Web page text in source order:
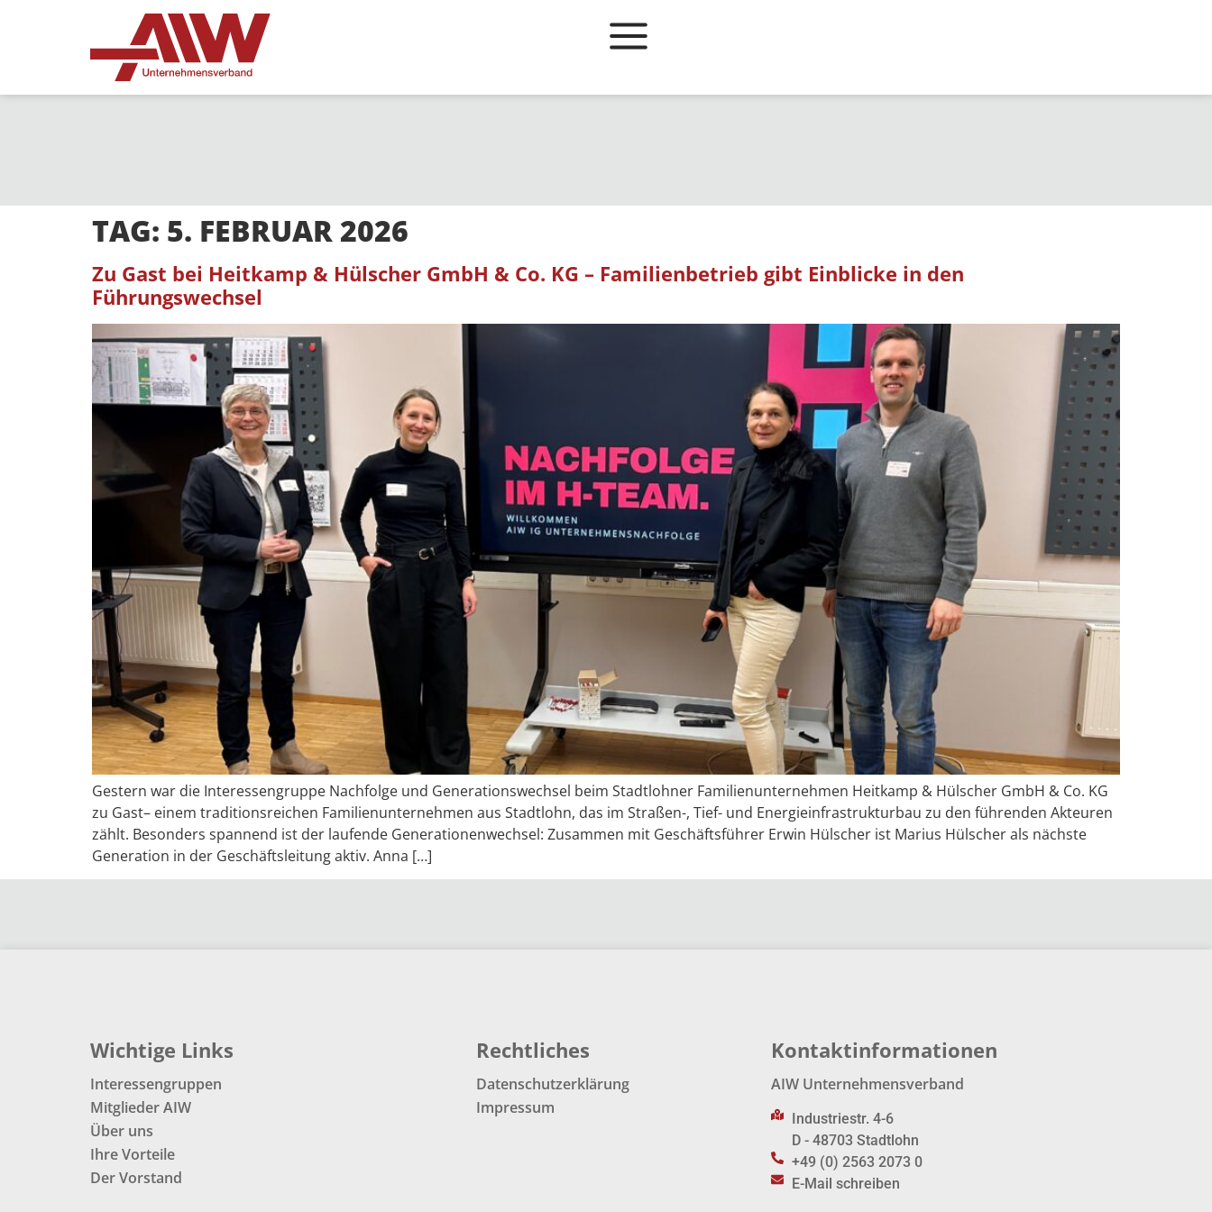
TAG: 5. FEBRUAR 2026
Zu Gast bei Heitkamp & Hülscher GmbH & Co. KG – Familienbetrieb gibt Einblicke in den
Führungswechsel
Gestern war die Interessengruppe Nachfolge und Generationswechsel beim Stadtlohner Familienunternehmen Heitkamp & Hülscher GmbH & Co. KG
zu Gast– einem traditionsreichen Familienunternehmen aus Stadtlohn, das im Straßen-, Tief- und Energieinfrastrukturbau zu den führenden Akteuren
zählt. Besonders spannend ist der laufende Generationenwechsel: Zusammen mit Geschäftsführer Erwin Hülscher ist Marius Hülscher als nächste
Generation in der Geschäftsleitung aktiv. Anna […]
Wichtige Links
Interessengruppen
Mitglieder AIW
Über uns
Ihre Vorteile
Der Vorstand
Rechtliches
Datenschutzerklärung
Impressum
Kontaktinformationen
AIW Unternehmensverband
Industriestr. 4-6
D - 48703 Stadtlohn
+49 (0) 2563 2073 0
E-Mail schreiben